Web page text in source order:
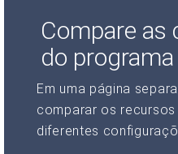
Compare as
do programa
Em uma página
comparar os
diferentes